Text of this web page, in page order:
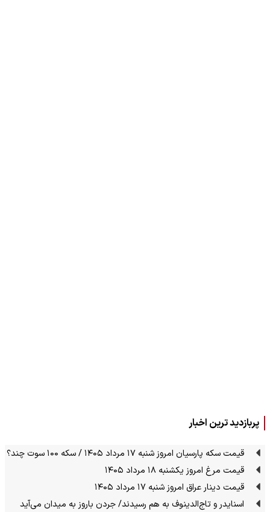
پربازدید ترین اخبار
قیمت سکه پارسیان امروز شنبه ۱۷ مرداد ۱۴۰۵ / سکه ۱۰۰ سوت چند؟
قیمت مرغ امروز یکشنبه ۱۸ مرداد ۱۴۰۵
قیمت دینار عراق امروز شنبه ۱۷ مرداد ۱۴۰۵
اسنایدر و تاج‌الدینوف به هم رسیدند/ جردن باروز به میدان می‌آید